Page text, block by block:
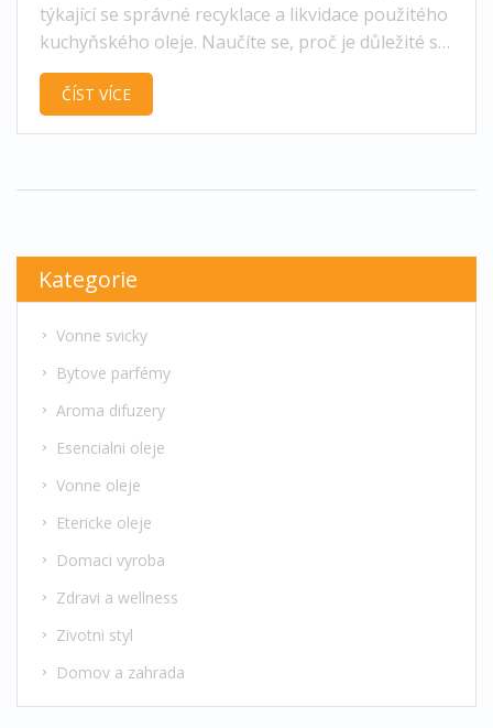
týkající se správné recyklace a likvidace použitého
kuchyňského oleje. Naučíte se, proč je důležité se
starým olejem nakládat správně a jaký dopad má
na životní prostředí a ekologii. Dále získáte
ČÍST VÍCE
Kategorie
Vonne svicky
Bytove parfémy
Aroma difuzery
Esencialni oleje
Vonne oleje
Etericke oleje
Domaci vyroba
Zdravi a wellness
Zivotni styl
Domov a zahrada